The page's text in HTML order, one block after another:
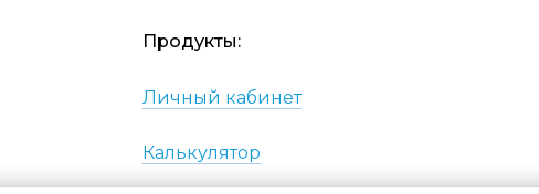
Продукты:
Личный кабинет
Калькулятор